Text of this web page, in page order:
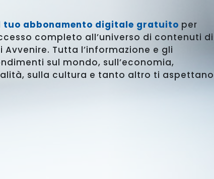
abbonamento digitale gratuito per
completo all’universo di contenuti di
Avvenire. Tutta l’informazione e gli
sul mondo, sull’economia,
sulla cultura e tanto altro ti aspettano